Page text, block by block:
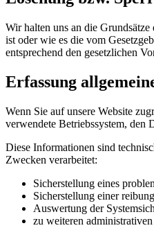
Wir halten uns an die
ist oder wie es die vom
entsprechend den gesetzlichen
Erfassung
Wenn Sie auf unsere Website
verwendete Betriebssystem, den
Diese Informationen sind
Zwecken verarbeitet:
Sicherstellung eines
Sicherstellung einer
Auswertung der
zu weiteren